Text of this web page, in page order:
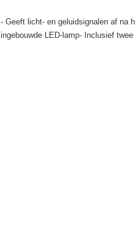
- Geeft licht- en geluidsignalen af na
ingebouwde LED-lamp- Inclusief